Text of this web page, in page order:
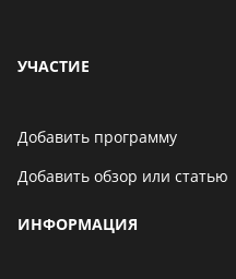
УЧАСТИЕ
Добавить программу
Добавить обзор или статью
ИНФОРМАЦИЯ